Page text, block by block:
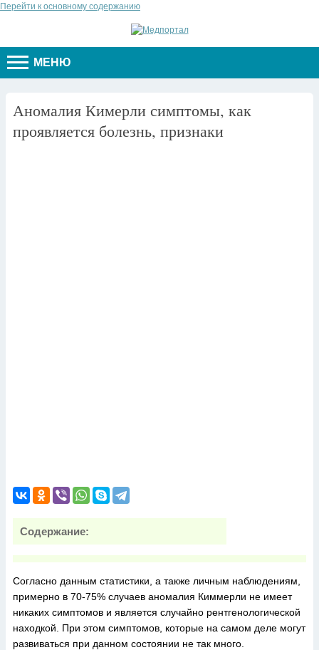
Перейти к основному содержанию
МЕНЮ
Аномалия Кимерли симптомы, как
проявляется болезнь, признаки
Содержание:
Согласно данным статистики, а также личным наблюдениям,
примерно в 70-75% случаев аномалия Киммерли не имеет
никаких симптомов и является случайно рентгенологической
находкой. При этом симптомов, которые на самом деле могут
развиваться при данном состоянии не так много.